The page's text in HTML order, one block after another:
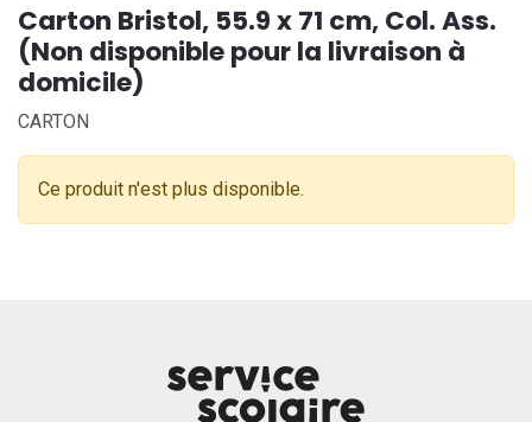
Carton Bristol, 55.9 x 71 cm, Col. Ass.
(Non disponible pour la livraison à
domicile)
CARTON
Ce produit n'est plus disponible.